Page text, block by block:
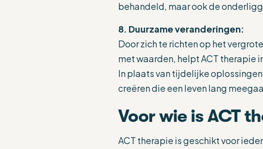
behandeld, maar ook de
8. Duurzame veranderingen:
Door zich te richten op het
met waarden, helpt ACT therapie
In plaats van tijdelijke
creëren die een leven lang
Voor wie is ACT
ACT therapie is geschikt voor